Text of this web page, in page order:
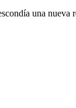
una nueva